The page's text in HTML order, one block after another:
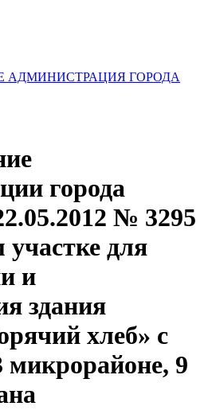
АДМИНИСТРАЦИЯ ГОРОДА
города
№ 3295
для
и
здания
хлеб» с
микрорайоне, 9